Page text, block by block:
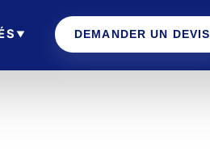
DEMANDER UN DEVIS